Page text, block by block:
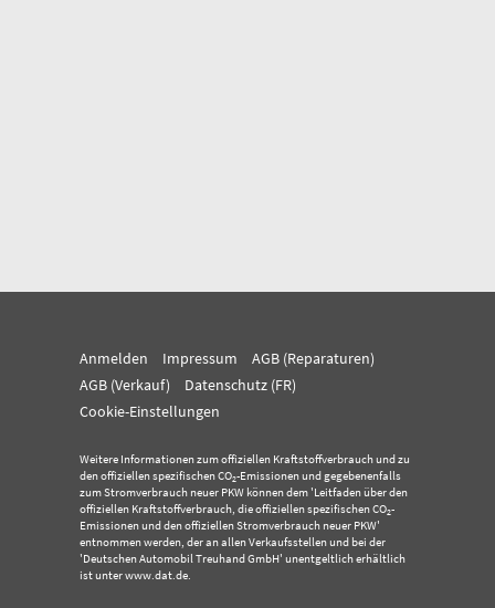
Anmelden Impressum
AGB (Reparaturen)
AGB (Verkauf)
Datenschutz (FR)
Cookie-Einstellungen
Weitere Informationen zum offiziellen Kraftstoffverbrauch und zu
den offiziellen spezifischen CO2-Emissionen und gegebenenfalls
zum Stromverbrauch neuer PKW können dem 'Leitfaden über den
offiziellen Kraftstoffverbrauch, die offiziellen spezifischen CO2-
Emissionen und den offiziellen Stromverbrauch neuer PKW'
entnommen werden, der an allen Verkaufsstellen und bei der
'Deutschen Automobil Treuhand GmbH' unentgeltlich erhältlich
ist unter www.dat.de.